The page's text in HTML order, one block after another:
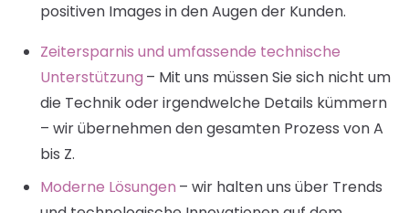
positiven Images in den Augen der Kunden.
Zeitersparnis und umfassende technische
Unterstützung – Mit uns müssen Sie sich nicht um
die Technik oder irgendwelche Details kümmern
– wir übernehmen den gesamten Prozess von A
bis Z.
Moderne Lösungen – wir halten uns über Trends